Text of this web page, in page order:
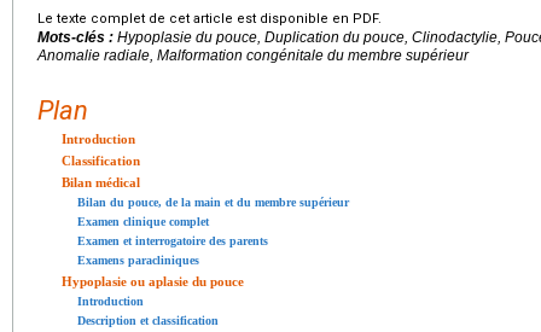
Le texte complet de cet article est disponible en PDF.
Mots-clés : Hypoplasie du pouce, Duplication du pouce, Clinodactylie,
Anomalie radiale, Malformation congénitale du membre supérieur
Plan
Introduction
Classification
Bilan médical
Bilan du pouce, de la main et du membre supérieur
Examen clinique complet
Examen et interrogatoire des parents
Examens paracliniques
Hypoplasie ou aplasie du pouce
Introduction
Description et classification